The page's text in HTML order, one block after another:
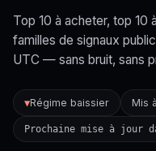
Top 10 à acheter, top 10
familles de signaux
UTC — sans bruit, sans
▼Régime baissier Mis
Prochaine mise à jour